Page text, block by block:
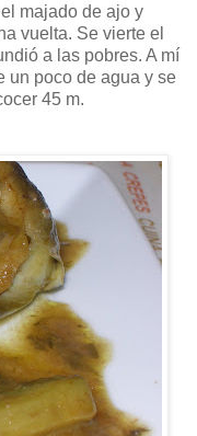
majado de ajo y
vuelta. Se vierte el
a las pobres. A mí
un poco de agua y se
45 m.